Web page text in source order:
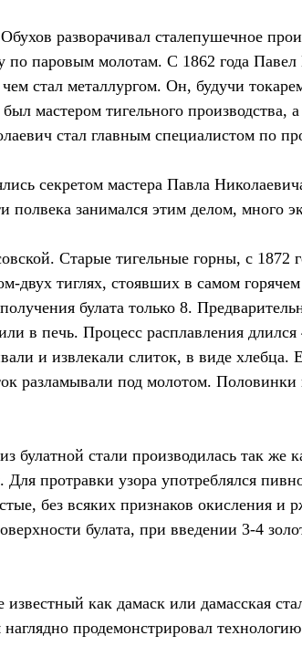
разворачивал сталепушечное
паровым молотам. С 1862 года Павел
стал металлургом. Он, будучи
мастером тигельного производства,
стал главным специалистом по
секретом мастера Павла
занимался этим делом, много
Старые тигельные горны, с
двух тиглях, стоявших в самом
булата только 8.
в печь. Процесс расплавления
и извлекали слиток, в виде
разламывали под молотом. Половинки
булатной стали производилась так
протравки узора употреблялся
без всяких признаков окисления
булата, при введении 3-4
как дамаск или дамасская
продемонстрировал технологию